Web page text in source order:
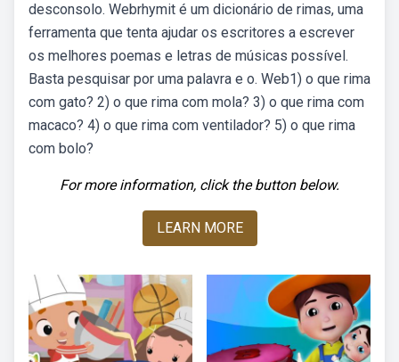
desconsolo. Webrhymit é um dicionário de rimas, uma
ferramenta que tenta ajudar os escritores a escrever
os melhores poemas e letras de músicas possível.
Basta pesquisar por uma palavra e o. Web1) o que rima
com gato? 2) o que rima com mola? 3) o que rima com
macaco? 4) o que rima com ventilador? 5) o que rima
com bolo?
For more information, click the button below.
LEARN MORE